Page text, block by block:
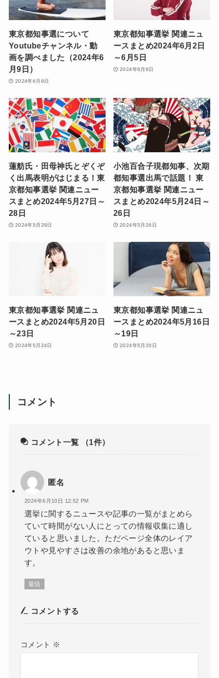
東京都知事選について
Youtubeチャンネル・動
画を調べました（2024年6
月9日）
2024年6月9日
東京都知事選挙 関連ニュ
ースまとめ2024年6月2日
～6月5日
2024年6月6日
蓮舫氏・田母神氏とぞくぞ
く出馬表明がはじまる！東
京都知事選挙 関連ニュー
スまとめ2024年5月27日～
28日
2024年5月29日
小池百合子現都知事、次期
都知事選出馬で話題！ 東
京都知事選挙 関連ニュー
スまとめ2024年5月24日～
26日
2024年5月26日
東京都知事選挙 関連ニュ
ースまとめ2024年5月20日
～23日
2024年5月24日
東京都知事選挙 関連ニュ
ースまとめ2024年5月16日
～19日
2024年5月20日
コメント
コメント一覧 （1件）
匿名
2024年6月10日 12:52 PM
選挙に関するニュースや記事の一覧がまとめら
ていて時間がない人にとっての情報収集に適し
ていると思いました。ただページ全体のレイア
ウトや見やすさは改善の余地があると思いま
す。
返信
コメントする
コメント ※